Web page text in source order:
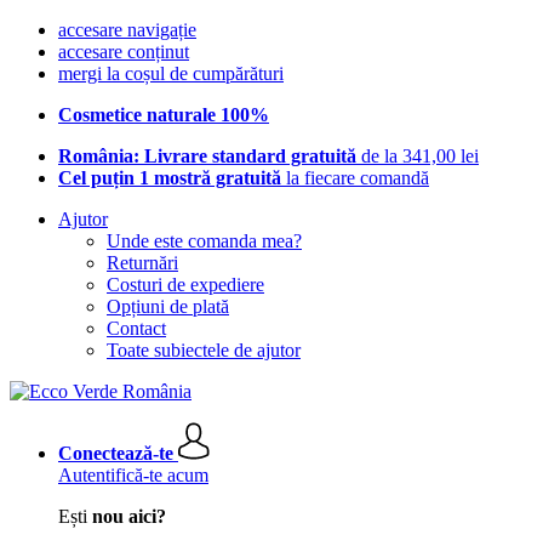
accesare navigație
accesare conținut
mergi la coșul de cumpărături
Cosmetice naturale 100%
România: Livrare standard gratuită de la 341,00 lei
Cel puțin 1 mostră gratuită la fiecare comandă
Ajutor
Unde este comanda mea?
Returnări
Costuri de expediere
Opțiuni de plată
Contact
Toate subiectele de ajutor
Conectează-te
Autentifică-te acum
Ești nou aici?